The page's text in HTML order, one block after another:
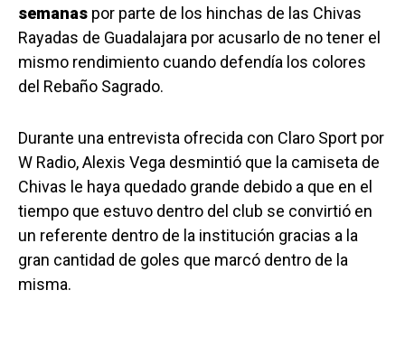
semanas por parte de los hinchas de las Chivas
Rayadas de Guadalajara por acusarlo de no tener el
mismo rendimiento cuando defendía los colores
del Rebaño Sagrado.
Durante una entrevista ofrecida con Claro Sport por
W Radio, Alexis Vega desmintió que la camiseta de
Chivas le haya quedado grande debido a que en el
tiempo que estuvo dentro del club se convirtió en
un referente dentro de la institución gracias a la
gran cantidad de goles que marcó dentro de la
misma.